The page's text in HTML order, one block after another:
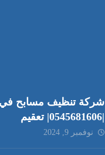
شركة تنظيف مسابح
|0545681606| تعقيم
نوفمبر 9, 2024